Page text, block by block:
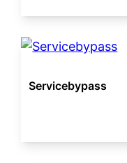
Servicebypass